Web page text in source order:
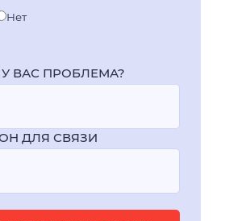
Нет
ВАС ПРОБЛЕМА?
ДЛЯ СВЯЗИ